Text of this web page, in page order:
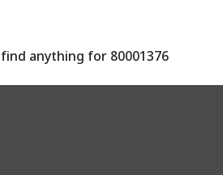
anything for 80001376